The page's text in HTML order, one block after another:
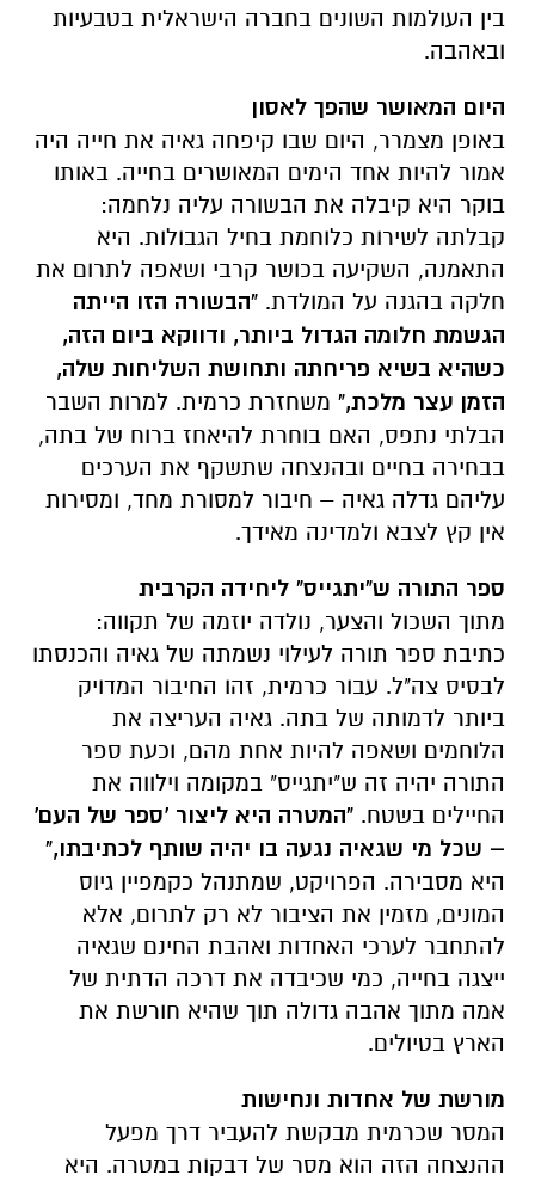
בין העולמות השונים בחברה הישראלית בטבעיות
ובאהבה.
היום המאושר שהפך לאסון
באופן מצמרר, היום שבו קיפחה גאיה את חייה היה
אמור להיות אחד הימים המאושרים בחייה. באותו
בוקר היא קיבלה את הבשורה עליה נלחמה:
קבלתה לשירות כלוחמת בחיל הגבולות. היא
התאמנה, השקיעה בכושר קרבי ושאפה לתרום את
חלקה בהגנה על המולדת. "הבשורה הזו הייתה
הגשמת חלומה הגדול ביותר, ודווקא ביום הזה,
כשהיא בשיא פריחתה ותחושת השליחות שלה,
הזמן עצר מלכת," משחזרת כרמית. למרות השבר
הבלתי נתפס, האם בוחרת להיאחז ברוח של בתה,
בבחירה בחיים ובהנצחה שתשקף את הערכים
עליהם גדלה גאיה – חיבור למסורת מחד, ומסירות
אין קץ לצבא ולמדינה מאידך.
ספר התורה ש"יתגייס" ליחידה הקרבית
מתוך השכול והצער, נולדה יוזמה של תקווה:
כתיבת ספר תורה לעילוי נשמתה של גאיה והכנסתו
לבסיס צה"ל. עבור כרמית, זהו החיבור המדויק
ביותר לדמותה של בתה. גאיה העריצה את
הלוחמים ושאפה להיות אחת מהם, וכעת ספר
התורה יהיה זה ש"יתגייס" במקומה וילווה את
החיילים בשטח. "המטרה היא ליצור 'ספר של העם'
– שכל מי שגאיה נגעה בו יהיה שותף לכתיבתו,"
היא מסבירה. הפרויקט, שמתנהל כקמפיין גיוס
המונים, מזמין את הציבור לא רק לתרום, אלא
להתחבר לערכי האחדות ואהבת החינם שגאיה
ייצגה בחייה, כמי שכיבדה את דרכה הדתית של
אמה מתוך אהבה גדולה תוך שהיא חורשת את
הארץ בטיולים.
מורשת של אחדות ונחישות
המסר שכרמית מבקשת להעביר דרך מפעל
ההנצחה הזה הוא מסר של דבקות במטרה. היא